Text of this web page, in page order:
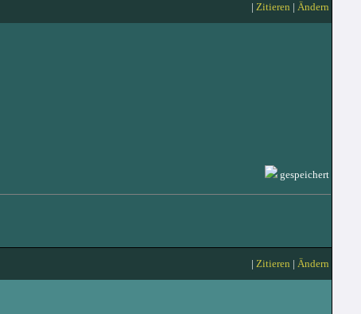
| Zitieren | Ändern
gespeichert
| Zitieren | Ändern